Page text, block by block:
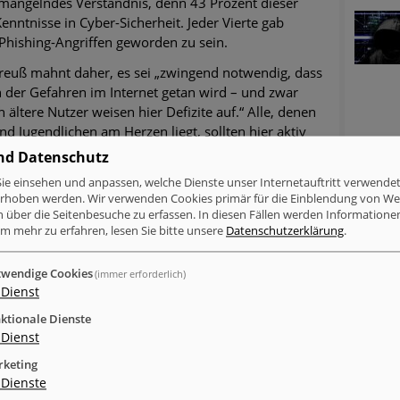
in Cyber-Sicherheit. Jeder Vierte gab
Angriffen geworden zu sein.
mahnt daher, es sei „zwingend notwendig, dass
Gefahren im Internet getan wird – und zwar
Nutzer weisen hier Defizite auf.“ Alle, denen
Jugendlichen am Herzen liegt, sollten hier aktiv
zusammen mit ihren Kindern über aktuelle
miteinander besprechen, um so ein gemeinsames
internetnutzung-durch-kinder-und-
Datenschutz
einsehen und anpassen, welche Dienste unser Internetauftritt
werden. Wir verwenden Cookies primär für die Einblendung von
über die Seitenbesuche zu erfassen. In diesen Fällen werden
mehr zu erfahren, lesen Sie bitte unsere Datenschutzerklärung.
Cookies(immer erforderlich)
Dienst
Dienste
Dienst
Dienste